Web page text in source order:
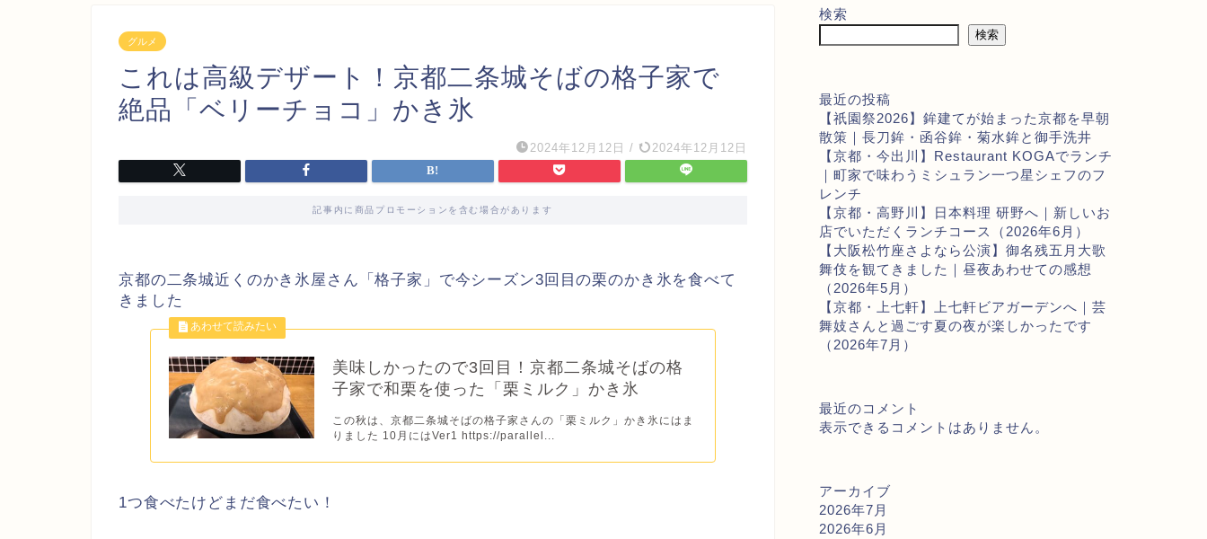
グルメ
これは高級デザート！京都二条城そばの格子家で
絶品「ベリーチョコ」かき氷
2024年12月12日 / 2024年12月12日
記事内に商品プロモーションを含む場合があります
京都の二条城近くのかき氷屋さん「格子家」で今シーズン3回目の栗のかき氷を食べて
きました
美味しかったので3回目！京都二条城そばの格
子家で和栗を使った「栗ミルク」かき氷
この秋は、京都二条城そばの格子家さんの「栗ミルク」かき氷にはま
りました 10月にはVer1 https://parallel...
1つ食べたけどまだ食べたい！
検索
検索
最近の投稿
【祇園祭2026】鉾建てが始まった京都を早朝
散策｜長刀鉾・函谷鉾・菊水鉾と御手洗井
【京都・今出川】Restaurant KOGAでランチ
｜町家で味わうミシュラン一つ星シェフのフ
レンチ
【京都・高野川】日本料理 研野へ｜新しいお
店でいただくランチコース（2026年6月）
【大阪松竹座さよなら公演】御名残五月大歌
舞伎を観てきました｜昼夜あわせての感想
（2026年5月）
【京都・上七軒】上七軒ビアガーデンへ｜芸
舞妓さんと過ごす夏の夜が楽しかったです
（2026年7月）
最近のコメント
表示できるコメントはありません。
アーカイブ
2026年7月
2026年6月